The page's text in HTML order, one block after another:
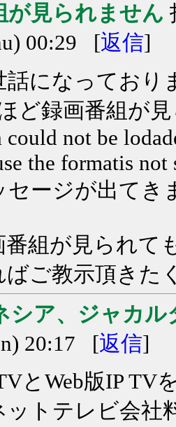
が見られません
00:29 [返信]
話になっており
ど録画番組が
not be
the formatis not
セージが出てき
番組が見られて
ばご教示頂きた
シア、ジャカル
20:17 [返信]
とWeb版IP
ットテレビ会社